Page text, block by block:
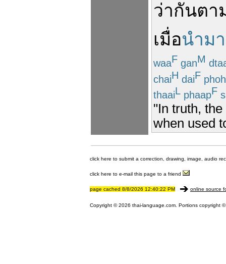
ว่ากันตา
เมื่อนำม
waaF ganM
chaiH daiF
thaaiL phaapF
"In truth,
when used
click here to submit a correction, drawing, image, audio
click here to e-mail this page to a friend
page cached 8/8/2026 12:40:22 PM online source
Copyright © 2026 thai-language.com. Portions copyright